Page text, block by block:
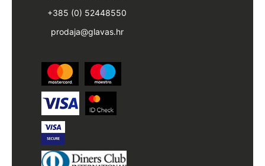
+385 (0) 52448550
prodaja@glavas.hr